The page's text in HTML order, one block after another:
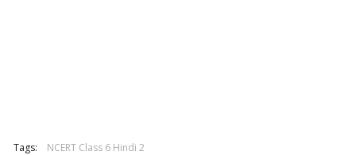
Tags: NCERT Class 6 Hindi 2